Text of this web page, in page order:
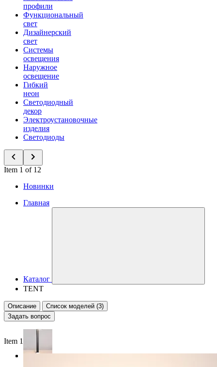
профили
Функциональный
свет
Дизайнерский
свет
Системы
освещения
Наружное
освещение
Гибкий
неон
Светодиодный
декор
Электроустановочные
изделия
Светодиоды
Item 1 of 12
Новинки
Главная
Каталог
TENT
Описание
Список моделей (3)
Задать вопрос
Item 1 of 3